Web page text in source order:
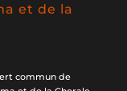
et de la
commun de